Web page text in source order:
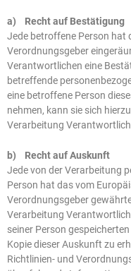
a) Recht auf Bestätigung
Jede betroffene Person hat
Verordnungsgeber
Verantwortlichen eine
betreffende
eine betroffene Person
nehmen, kann sie sich
Verarbeitung
b) Recht auf Auskunft
Jede von der Verarbeitung
Person hat das vom
Verordnungsgeber
Verarbeitung
seiner Person
Kopie dieser Auskunft zu
Richtlinien- und